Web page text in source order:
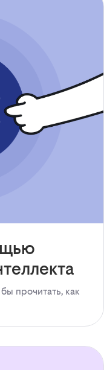
прочитать, как